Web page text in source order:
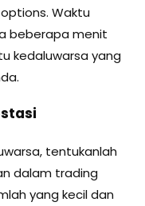
Waktu
beberapa menit
kedaluwarsa yang
tentukanlah
dalam trading
yang kecil dan